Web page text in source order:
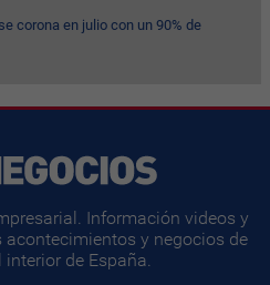
corona en julio con un 90% de
Información videos y
y negocios de
interior de España.